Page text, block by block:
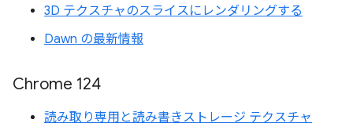
3D テクスチャのスライスにレンダリングする
Dawn の最新情報
Chrome 124
読み取り専用と読み書きストレージ テクスチャ